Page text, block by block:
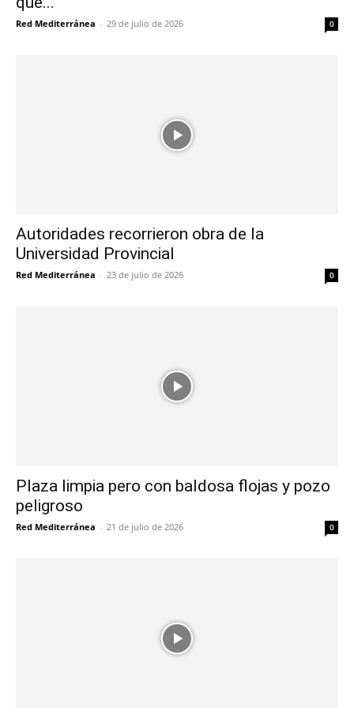
Red Mediterránea - 29 de julio de 2026 0
Autoridades recorrieron obra de la
Universidad Provincial
Red Mediterránea - 23 de julio de 2026 0
Plaza limpia pero con baldosa flojas y pozo
peligroso
Red Mediterránea - 21 de julio de 2026 0